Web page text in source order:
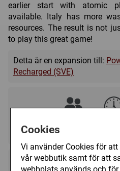
Cookies
Vi använder Cookies för
vår webbutik samt för att
earlier start with atomic
available. Italy has more
resources. The result is not
to play this great game!
Detta är en expansion till:
Recharged (SVE)
Regelspråk: